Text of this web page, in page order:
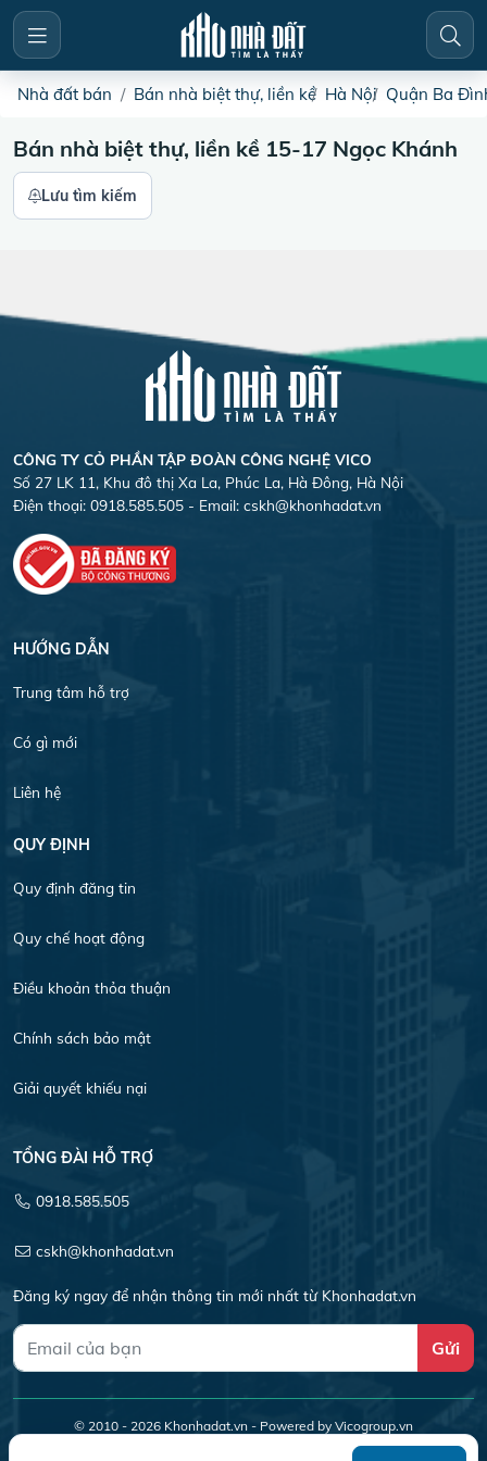
Nhà đất bán Bán nhà biệt thự, liền kề Hà Nội Quận Ba
Bán nhà biệt thự, liền kề 15-17 Ngọc Khánh
Lưu tìm kiếm
CÔNG TY CỎ PHẦN TẬP ĐOÀN CÔNG NGHỆ VICO
Số 27 LK 11, Khu đô thị Xa La, Phúc La, Hà Đông, Hà Nội
Điện thoại: 0918.585.505 - Email: cskh@khonhadat.vn
HƯỚNG DẪN
Trung tâm hỗ trợ
Có gì mới
Liên hệ
QUY ĐỊNH
Quy định đăng tin
Quy chế hoạt động
Điều khoản thỏa thuận
Chính sách bảo mật
Giải quyết khiếu nại
TỔNG ĐÀI HỖ TRỢ
0918.585.505
cskh@khonhadat.vn
Đăng ký ngay để nhận thông tin mới nhất từ Khonhadat.vn
Gửi
© 2010 - 2026 Khonhadat.vn - Powered by Vicogroup.vn